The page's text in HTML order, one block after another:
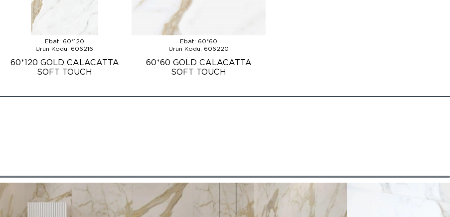
Ebat: 60*120
Ürün Kodu: 606216
60*120 GOLD CALACATTA
SOFT TOUCH
Ebat: 60*60
Ürün Kodu: 606220
60*60 GOLD CALACATTA
SOFT TOUCH